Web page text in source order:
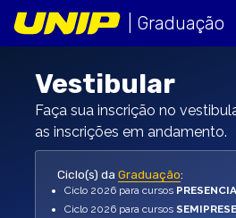
| Graduação
Vestibular
Faça sua inscrição no
as inscrições em andamento.
Ciclo(s) da Graduação:
Ciclo 2026 para cursos
Ciclo 2026 para cursos